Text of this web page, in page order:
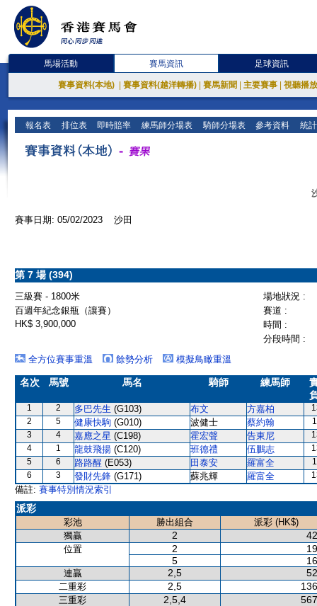
馬場活動 賽馬資訊 足球資訊
賽事資料(本地) 賽事資料(越洋轉播) 賽馬新聞 主要賽事 視聽播
報名表 排位表 即時賠率 練馬師分場表 騎師分場表 參考資料 統
賽事日期: 05/02/2023 沙田
第 7 場 (394)
三級賽 - 1800米
場地狀況 :
百週年紀念銀瓶（讓賽）
賽道 :
HK$ 3,900,000
時間 :
分段時間 :
全方位賽事重溫
餘勢分析 模擬鳥瞰重溫
名次 馬號 馬名 騎師 練馬師
1 2 多巴先生 (G103) 布文 方嘉柏
2
5 健康快駒 (G010) 波健士 蔡約翰
3
4 嘉應之星 (C198) 霍宏聲 告東尼
4
1 龍鼓飛揚 (C120) 班德禮 伍鵬志
5
6 路路醒 (E053) 田泰安 羅富全
6
3 發財先鋒 (G171) 蘇兆輝 羅富全
備註: 賽事特別情況索引
派彩
彩池 勝出組合
派彩 (HK$)
獨贏
2
位置 2
5
連贏 2,5
二重彩 2,5
三重彩 2,5,4